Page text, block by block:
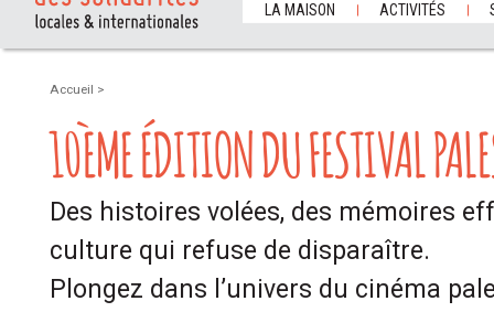
LA MAISON ACTIVITÉS
Accueil >
10ÈME ÉDITION DU FESTIVAL
Des histoires volées, des mémoires
culture qui refuse de disparaître.
Plongez dans l’univers du cinéma